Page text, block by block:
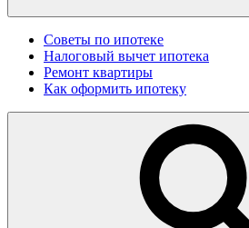
Советы по ипотеке
Налоговый вычет ипотека
Ремонт квартиры
Как оформить ипотеку